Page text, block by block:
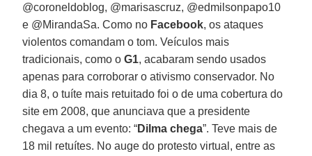
@coroneldoblog, @marisascruz, @edmilsonpapo10
e @MirandaSa. Como no Facebook, os ataques
violentos comandam o tom. Veículos mais
tradicionais, como oG1, acabaram sendo usados
apenas para corroborar o ativismo conservador. No
dia 8, o tuíte mais retuitado foi o de uma cobertura do
site em 2008, que anunciava que a presidente
chegava a um evento: “Dilma chega”. Teve mais de
18 mil retuítes. No auge do protesto virtual, entre as